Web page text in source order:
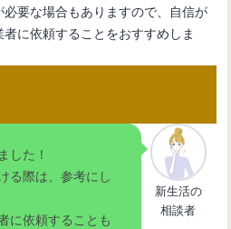
要な場合もありますので、自信が
に依頼することをおすすめしま
した！
る際は、参考にし
に依頼することも
新生活の
相談者